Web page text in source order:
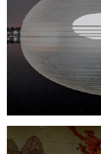
文化艺术